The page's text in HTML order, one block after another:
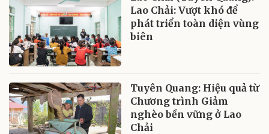
Lao Chải: Vượt khó để
phát triển toàn diện vùng
biên
Tuyên Quang: Hiệu quả từ
Chương trình Giảm
nghèo bền vững ở Lao
Chải